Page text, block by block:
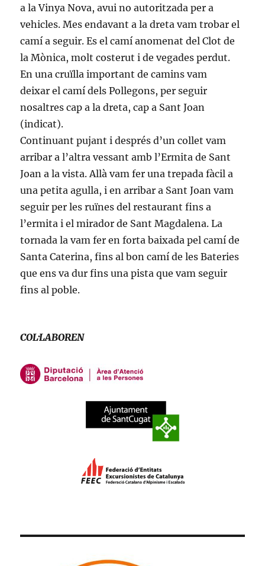
a la Vinya Nova, avui no autoritzada per a
vehicles. Mes endavant a la dreta vam trobar el
camí a seguir. Es el camí anomenat del Clot de
la Mònica, molt costerut i de vegades perdut.
En una cruïlla important de camins vam
deixar el camí dels Pollegons, per seguir
nosaltres cap a la dreta, cap a Sant Joan
(indicat).
Continuant pujant i després d’un collet vam
arribar a l’altra vessant amb l’Ermita de Sant
Joan a la vista. Allà vam fer una trepada fàcil a
una petita agulla, i en arribar a Sant Joan vam
seguir per les ruïnes del restaurant fins a
l’ermita i el mirador de Sant Magdalena. La
tornada la vam fer en forta baixada pel camí de
Santa Caterina, fins al bon camí de les Bateries
que ens va dur fins una pista que vam seguir
fins al poble.
COL·LABOREN